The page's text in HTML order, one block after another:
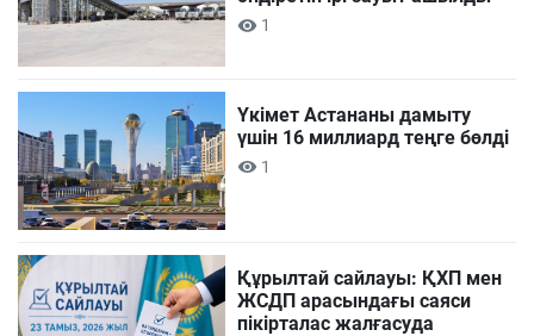
1
Үкімет Астананы дамыту
үшін 16 миллиард теңге бөлді
1
Құрылтай сайлауы: ҚХП мен
ЖСДП арасындағы саяси
пікірталас жалғасуда